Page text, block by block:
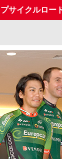
サイクルロ